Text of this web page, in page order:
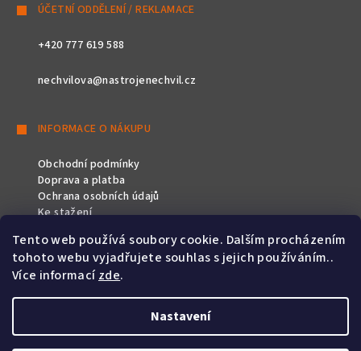
Tento web používá soubory cookie. Dalším procházením
tohoto webu vyjadřujete souhlas s jejich používáním..
Více informacízde.
Nastavení
ÚČETNÍ ODDĚLENÍ / REKLAMACE
+420 777 619 588
nechvilova@nastrojenechvil.cz
INFORMACE O NÁKUPU
Obchodní podmínky
Doprava a platba
Ochrana osobních údajů
Ke stažení
SLEDUJTE NÁS